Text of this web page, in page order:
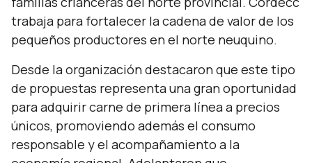
trabaja para fortalecer la cadena de valor de los
pequeños productores en el norte neuquino.
Desde la organización destacaron que este tipo
de propuestas representa una gran oportunidad
para adquirir carne de primera línea a precios
únicos, promoviendo además el consumo
responsable y el acompañamiento a la